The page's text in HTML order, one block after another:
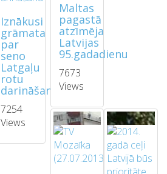
Iznākusi
grāmata
par
seno
Latgaļu
rotu
darināšanu
7254
Views
Maltas
pagastā
atzīmēja
Latvijas
95.gadadienu
7673
Views